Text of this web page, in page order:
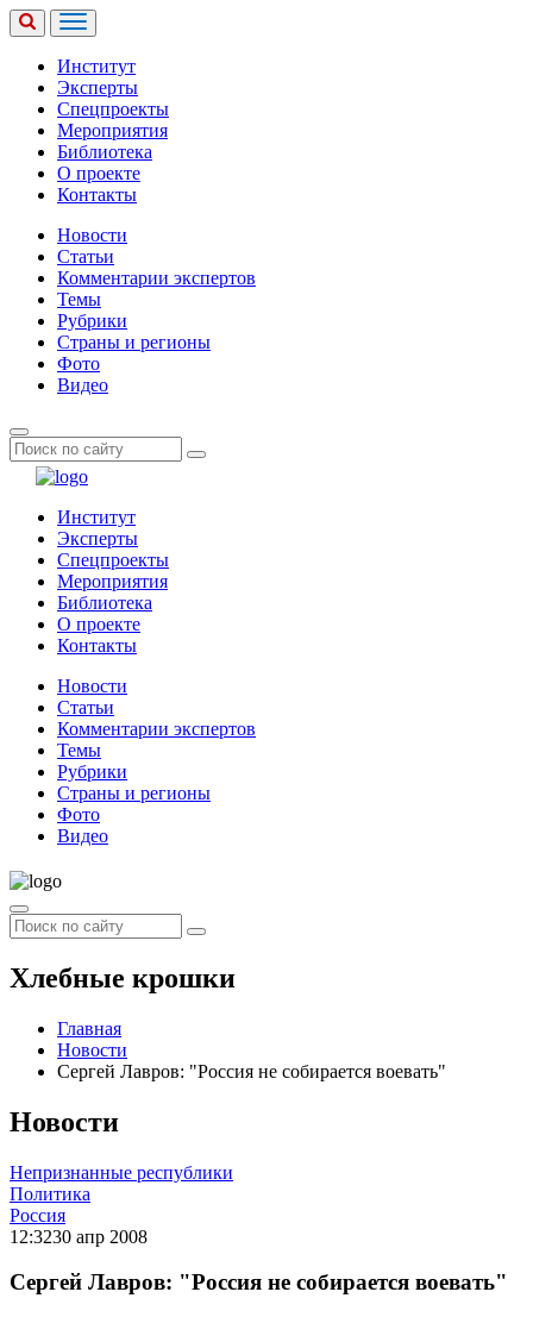
Институт
Эксперты
Спецпроекты
Мероприятия
Библиотека
О проекте
Контакты
Новости
Статьи
Комментарии экспертов
Темы
Рубрики
Страны и регионы
Фото
Видео
Институт
Эксперты
Спецпроекты
Мероприятия
Библиотека
О проекте
Контакты
Новости
Статьи
Комментарии экспертов
Темы
Рубрики
Страны и регионы
Фото
Видео
Хлебные крошки
Главная
Новости
Сергей Лавров: "Россия не собирается воевать"
Новости
Непризнанные республики
Политика
Россия
12:3230 апр 2008
Сергей Лавров: "Россия не собирается воевать"